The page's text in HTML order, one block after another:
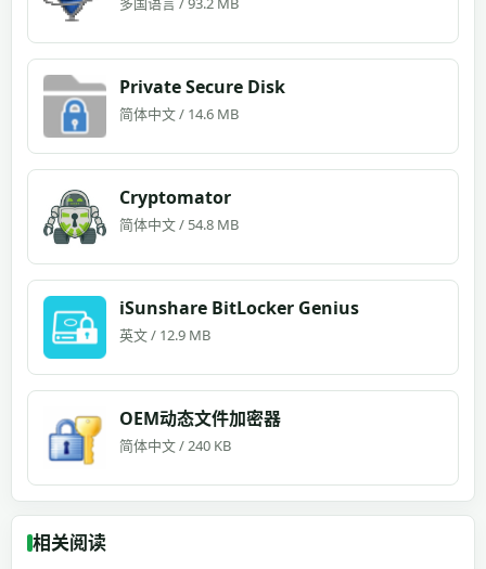
Private Secure Disk
简体中文 / 14.6 MB
Cryptomator
简体中文 / 54.8 MB
iSunshare BitLocker Genius
英文 / 12.9 MB
OEM动态文件加密器
简体中文 / 240 KB
相关阅读